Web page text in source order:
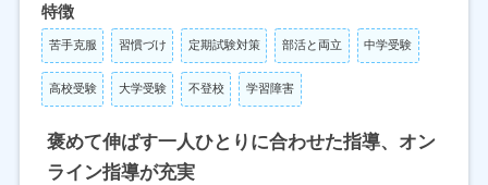
特徴
苦手克服 習慣づけ 定期試験対策 部活と両立 中学受験
高校受験 大学受験 不登校 学習障害
褒めて伸ばす一人ひとりに合わせた指導、オン
ライン指導が充実